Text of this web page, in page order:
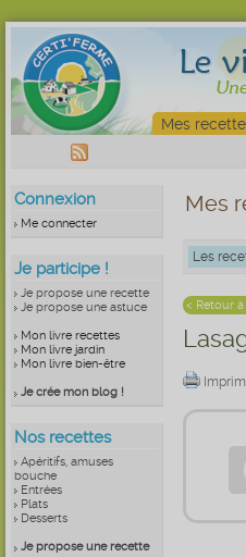
Mes
Connexion
Me connecter
Je participe !
Je propose une recette
Je propose une astuce
Mon livre recettes
Mon livre jardin
Mon livre bien-être
Je crée mon blog !
Nos recettes
Apéritifs, amuses
bouche
Entrées
Plats
Desserts
Je propose une recette
Mes
Les
< Retour